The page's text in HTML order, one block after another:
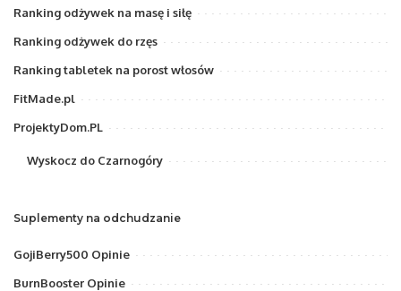
Ranking odżywek na masę i siłę
Ranking odżywek do rzęs
Ranking tabletek na porost włosów
FitMade.pl
ProjektyDom.PL
Wyskocz do Czarnogóry
Suplementy na odchudzanie
GojiBerry500 Opinie
BurnBooster Opinie